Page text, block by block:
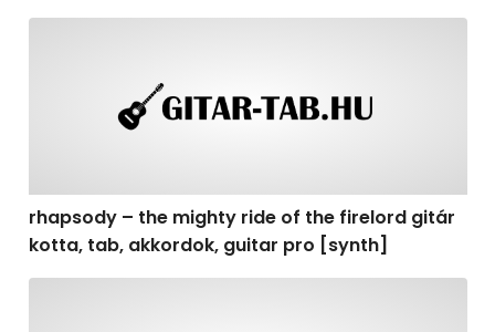
rhapsody – the mighty ride of the firelord gitár
kotta, tab, akkordok, guitar pro [synth]